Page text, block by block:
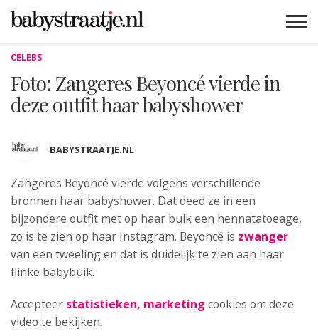
CELEBS
Foto: Zangeres Beyoncé vierde in
deze outfit haar babyshower
BABYSTRAATJE.NL
Zangeres Beyoncé vierde volgens verschillende
bronnen haar babyshower. Dat deed ze in een
bijzondere outfit met op haar buik een hennatatoeage,
zo is te zien op haar Instagram. Beyoncé is zwanger
van een tweeling en dat is duidelijk te zien aan haar
flinke babybuik.
Accepteer statistieken, marketing cookies om deze
video te bekijken.